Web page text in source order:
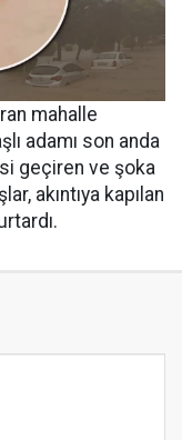
mahalle
adamı son anda
geçiren ve şoka
akıntıya kapılan